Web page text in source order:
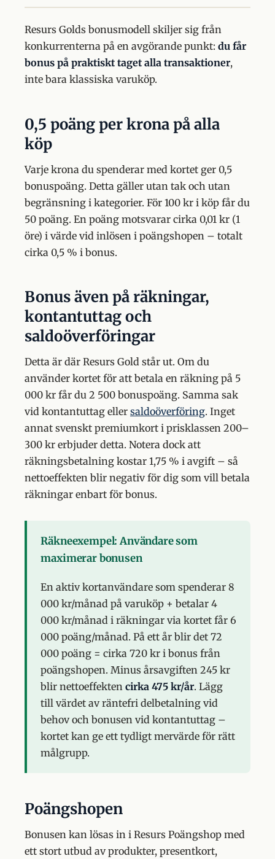
Resurs Golds bonusmodell skiljer sig från
konkurrenterna på en avgörande punkt: du får
bonus på praktiskt taget alla transaktioner,
inte bara klassiska varuköp.
0,5 poäng per krona på alla
köp
Varje krona du spenderar med kortet ger 0,5
bonuspoäng. Detta gäller utan tak och utan
begränsning i kategorier. För 100 kr i köp får du
50 poäng. En poäng motsvarar cirka 0,01 kr (1
öre) i värde vid inlösen i poängshopen – totalt
cirka 0,5 % i bonus.
Bonus även på räkningar,
kontantuttag och
saldoöverföringar
Detta är där Resurs Gold står ut. Om du
använder kortet för att betala en räkning på 5
000 kr får du 2 500 bonuspoäng. Samma sak
vid kontantuttag eller saldoöverföring. Inget
annat svenskt premiumkort i prisklassen 200–
300 kr erbjuder detta. Notera dock att
räkningsbetalning kostar 1,75 % i avgift – så
nettoeffekten blir negativ för dig som vill betala
räkningar enbart för bonus.
Räkneexempel: Användare som
maximerar bonusen
En aktiv kortanvändare som spenderar 8
000 kr/månad på varuköp + betalar 4
000 kr/månad i räkningar via kortet får 6
000 poäng/månad. På ett år blir det 72
000 poäng = cirka 720 kr i bonus från
poängshopen. Minus årsavgiften 245 kr
blir nettoeffektencirka 475 kr/år. Lägg
till värdet av räntefri delbetalning vid
behov och bonusen vid kontantuttag –
kortet kan ge ett tydligt mervärde för rätt
målgrupp.
Poängshopen
Bonusen kan lösas in i Resurs Poängshop med
ett stort utbud av produkter, presentkort,